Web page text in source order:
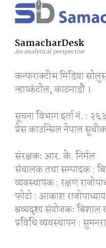
SamacharDesk
An analytical perspective
कन्फराक्टीभ मिडिया
न्हाय्कंटाेल, काठमाडाैं ।
सूचना विभाग दर्ता नं. :
प्रेस काउन्सिल नेपाल
संरक्षकः आर. के. निर्मल
संचालक तथा सम्पादक :
व्यवस्थापक : रक्षण
फोटो : आकाश राजोपाध्याय
श्रव्यदृश्य संयोजकः बिशाल
प्रविधि व्यवस्थापन :